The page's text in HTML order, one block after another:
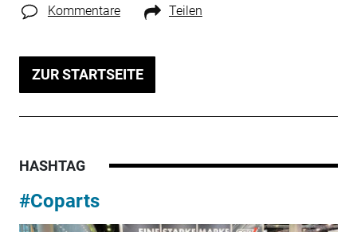
Kommentare Teilen
ZUR STARTSEITE
HASHTAG
#Coparts